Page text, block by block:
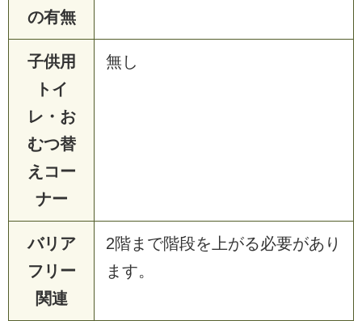
の有無
子供用
トイ
レ・お
むつ替
えコー
ナー
無し
バリア
フリー
関連
2階まで階段を上がる必要があり
ます。